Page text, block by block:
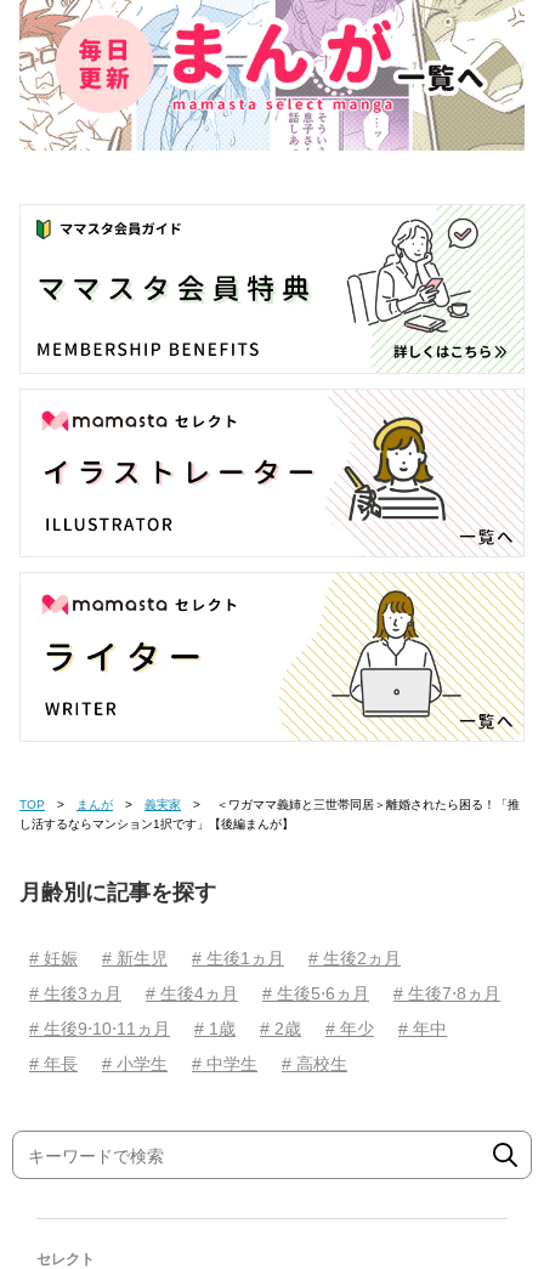
TOP まんが 義実家
し活するならマンション1択です」【後編まんが】
月齢別に記事を探す
# 妊娠 # 新生児 # 生後1ヵ月
# 生後2ヵ月
# 生後3ヵ月
# 生後4ヵ月 # 生後5⋅6ヵ月
# 生後7⋅8ヵ月
# 生後9⋅10⋅11ヵ月
# 1歳 # 2歳 # 年少
# 年中
# 年長
# 小学生 # 中学生 # 高校生
セレクト